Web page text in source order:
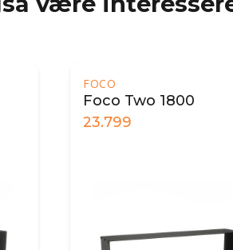
FOCO
Foco Two 1800
23.799